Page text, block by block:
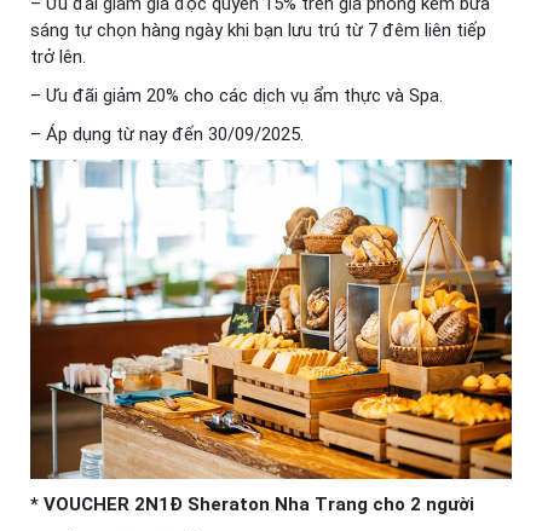
sáng tự chọn hàng ngày khi bạn lưu trú từ 7 đêm liên tiếp
trở lên.
– Ưu đãi giảm 20% cho các dịch vụ ẩm thực và Spa.
– Áp dụng từ nay đến 30/09/2025.
* VOUCHER 2N1Đ Sheraton Nha Trang cho 2 người